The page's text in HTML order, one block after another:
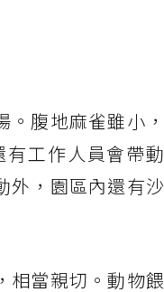
腹地麻雀雖小，
工作人員會帶動
外，園區內還有沙
相當親切。動物餵